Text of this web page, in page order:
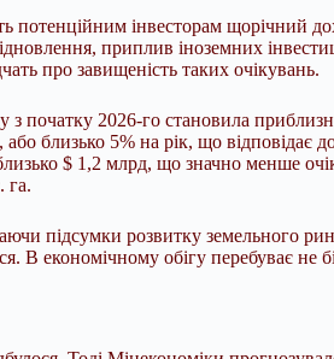
інвесторам щорічний
приплив іноземних
про завищеність таких очікувань.
з початку 2026-го становила
близько 5% на рік, що
$ 1,2 млрд, що значно менше
га.
підсумки розвитку земельного
економічному обігу перебуває не